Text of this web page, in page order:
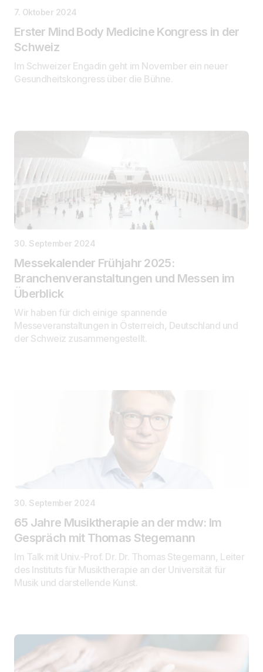
7. Oktober 2024
Erster Mind Body Medicine Kongress in der
Schweiz
Im Schweizer Engadin geht im November ein neuer
Gesundheitskongress über die Bühne.
30. September 2024
Messekalender Frühjahr 2025:
Branchenveranstaltungen und Messen im
Überblick
Wir haben für dich einige spannende
Messeveranstaltungen in Österreich, Deutschland und
der Schweiz zusammengestellt.
30. September 2024
65 Jahre Musiktherapie an der mdw: Im
Gespräch mit Thomas Stegemann
Im Talk mit Univ.-Prof. Dr. Dr. Thomas Stegemann, Leiter
des Instituts für Musiktherapie an der Universität für
Musik und darstellende Kunst.